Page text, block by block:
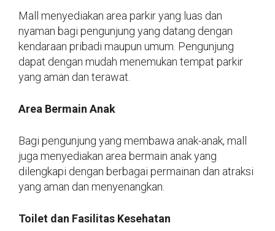
Mall menyediakan area parkir yang luas dan
nyaman bagi pengunjung yang datang dengan
kendaraan pribadi maupun umum. Pengunjung
dapat dengan mudah menemukan tempat parkir
yang aman dan terawat.
Area Bermain Anak
Bagi pengunjung yang membawa anak-anak, mall
juga menyediakan area bermain anak yang
dilengkapi dengan berbagai permainan dan atraksi
yang aman dan menyenangkan.
Toilet dan Fasilitas Kesehatan